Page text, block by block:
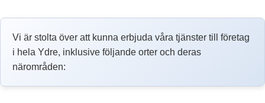
Vi är stolta över att kunna erbjuda våra tjänster till företag
i hela Ydre, inklusive följande orter och deras
närområden: